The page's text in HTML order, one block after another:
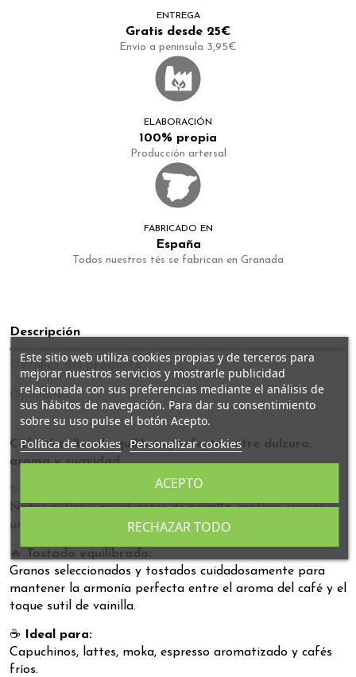
ENTREGA
Gratis desde 25€
Envío a peninsula 3,95€
ELABORACIÓN
100% propia
Producción artersal
FABRICADO EN
España
Todos nuestros tés se fabrican en Granada
Descripción
Detalles del producto
Opiniones
Café Vainilla: el equilibrio perfecto entre dulzura,
aroma y suavidad.
✨
Notas dulces y envolventes devainilla, matices suaves y
un final aromático que perdura sin resultar empalagoso.
🔥
Tostado equilibrado:
Granos seleccionados y tostados cuidadosamente para
mantener la armonía perfecta entre el aroma del café y el
toque sutil de vainilla.
☕
Ideal para:
Capuchinos, lattes, moka, espresso aromatizado y cafés
fríos.
Este sitio web utiliza cookies propias y de terceros para
mejorar nuestros servicios y mostrarle publicidad
relacionada con sus preferencias mediante el análisis de
sus hábitos de navegación. Para dar su consentimiento
sobre su uso pulse el botón Acepto.
Política de cookies Personalizar cookies
RECHAZAR TODO
ACEPTO